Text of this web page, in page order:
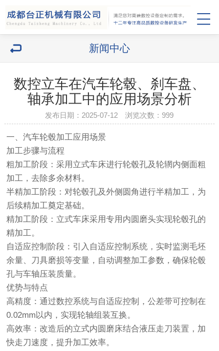
新闻中心
数控立车在汽车轮毂、刹车盘、
轴承加工中的应用场景分析
发布日期：2025-07-12 浏览次数： 999
一、汽车轮毂加工应用场景
加工步骤与流程
粗加工阶段：采用立式车床进行轮毂孔及轮辋内侧面粗
加工，去除多余材料。
半精加工阶段：对轮毂孔及外侧圆角进行半精加工，为
后续精加工奠定基础。
精加工阶段：立式车床采用专用内圆磨头实现轮毂孔的
精加工。
自适应控制阶段：引入自适应控制系统，实时监测毛坯
余量、刀具磨损等变量，自动调整加工参数，确保轮毂
孔与车轴压装质量。
优势与特点
高精度：通过数控系统与自适应控制，公差带可控制在
0.02mm以内，实现轮轴组装互换。
高效率：改造后的立式内圆磨床结合液压走刀装置，加
快走刀速度，提升加工效率。